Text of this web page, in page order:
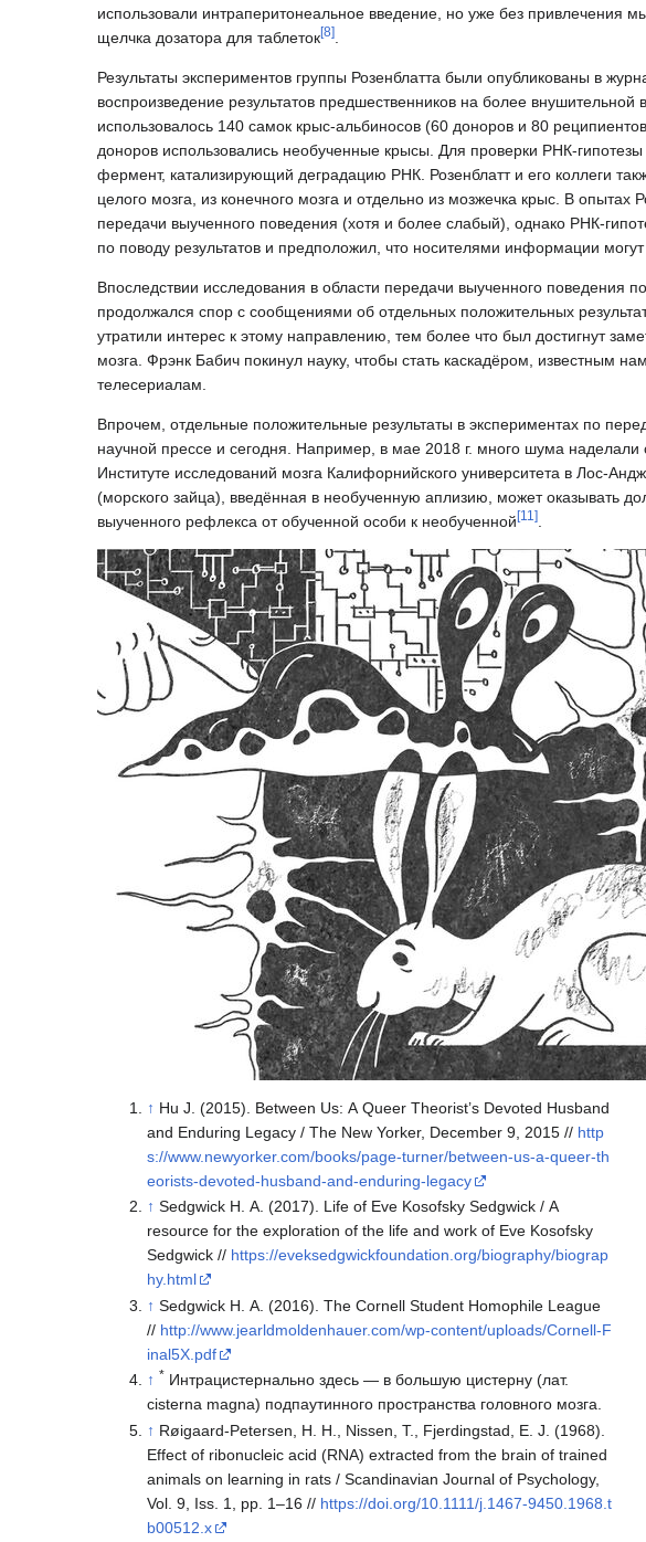
использовали интраперитонеальное введение, но уже без привлечения
щелчка дозатора для таблеток[8]
Результаты экспериментов группы Розенблатта были опубликованы в
воспроизведение результатов предшественников на более
использовалось 140 самок крыс-альбиносов (60 доноров и 80
доноров использовались необученные крысы. Для проверки РНК-
фермент, катализирующий деградацию РНК. Розенблатт и его коллеги
целого мозга, из конечного мозга и отдельно из мозжечка крыс. В
передачи выученного поведения (хотя и более слабый), однако
по поводу результатов и предположил, что носителями информации
Впоследствии исследования в области передачи выученного поведения
продолжался спор с сообщениями об отдельных положительных
утратили интерес к этому направлению, тем более что был достигнут
мозга. Фрэнк Бабич покинул науку, чтобы стать каскадёром, известным
телесериалам.
Впрочем, отдельные положительные результаты в экспериментах по
научной прессе и сегодня. Например, в мае 2018 г. много шума
Институте исследований мозга Калифорнийского университета в Лос-
(морского зайца), введённая в необученную аплизию, может оказывать
выученного рефлекса от обученной особи к необученной [11 ]
↑ Hu J. (2015). Between Us: A Queer Theorist’s Devoted Husband
and Enduring Legacy / The New Yorker, December 9, 2015 // http
s://www.newyorker.com/books/page-turner/between-us-a-queer-th
eorists-devoted-husband-and-enduring-legacy
↑ Sedgwick H. A. (2017). Life of Eve Kosofsky Sedgwick / A
resource for the exploration of the life and work of Eve Kosofsky
Sedgwick // https://eveksedgwickfoundation.org/biography/biograp
hy.html
↑ Sedgwick H. A. (2016). The Cornell Student Homophile League
// http://www.jearldmoldenhauer.com/wp-content/uploads/Cornell-F
inal5X.pdf
↑ * Интрацистернально здесь — в большую цистерну (лат.
cisterna magna) подпаутинного пространства головного мозга.
↑ Røigaard-Petersen, H. H., Nissen, T., Fjerdingstad, E. J. (1968).
Effect of ribonucleic acid (RNA) extracted from the brain of trained
animals on learning in rats / Scandinavian Journal of Psychology,
Vol. 9, Iss. 1, pp. 1–16 // https://doi.org/10.1111/j.1467-9450.1968.t
b00512.x